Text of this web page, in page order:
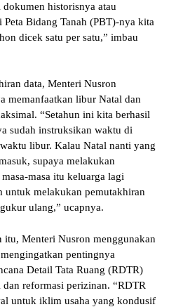
historisnya atau
Bidang Tanah (PBT)-nya kita
dicek satu per satu,” imbau
data, Menteri Nusron
memanfaatkan libur Natal dan
“Setahun ini kita berhasil
sudah instruksikan waktu di
libur. Kalau Natal nanti yang
supaya melakukan
masa itu keluarga lagi
untuk melakukan pemutakhiran
ulang,” ucapnya.
itu, Menteri Nusron menggunakan
pentingnya
Detail Tata Ruang (RDTR)
reformasi perizinan. “RDTR
untuk iklim usaha yang kondusif